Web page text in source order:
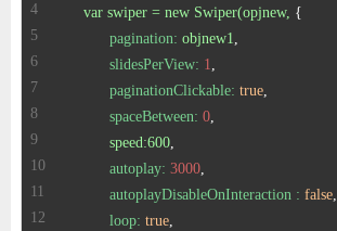
登录
var swiper = new Swiper(opjnew,
pagination: objnew1
slidesPerView: 1
paginationClickable: true
spaceBetween: 0
speed:600
autoplay: 3000
autoplayDisableOnInteraction : false
loop: true